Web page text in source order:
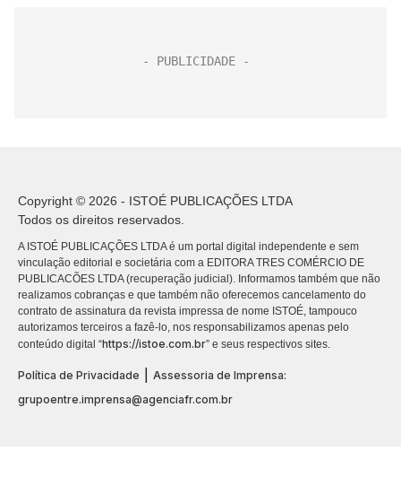
Copyright © 2026 - ISTOÉ PUBLICAÇÕES LTDA
Todos os direitos reservados.
A ISTOÉ PUBLICAÇÕES LTDA é um portal digital independente e sem
vinculação editorial e societária com a EDITORA TRES COMÉRCIO DE
PUBLICACÕES LTDA (recuperação judicial). Informamos também que não
realizamos cobranças e que também não oferecemos cancelamento do
contrato de assinatura da revista impressa de nome ISTOÉ, tampouco
autorizamos terceiros a fazê-lo, nos responsabilizamos apenas pelo
conteúdo digital “https://istoe.com.br” e seus respectivos sites.
Política de Privacidade
Assessoria de Imprensa:
grupoentre.imprensa@agenciafr.com.br